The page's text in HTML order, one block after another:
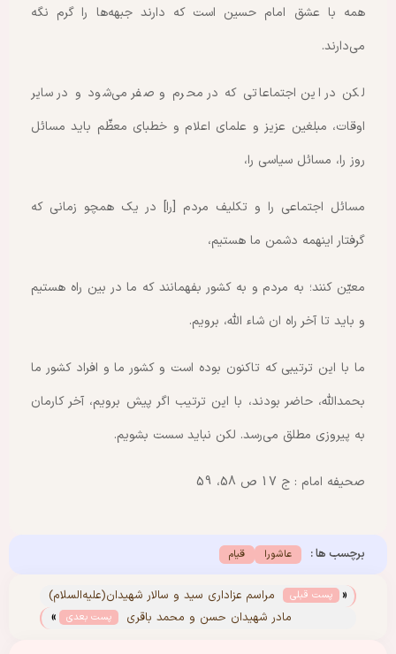
همه با عشق امام حسین است که دارند جبهه‌ها را گرم نگه
می‌دارند.
لکن در این اجتماعاتی که در محرم و صفر می‌شود و در سایر
اوقات، مبلغین عزیز و علمای اعلام و خطبای معظّم باید مسائل
روز را، مسائل سیاسی را،
مسائل اجتماعی را و تکلیف مردم [را] در یک همچو زمانی که
گرفتار اینهمه دشمن ما هستیم،
معیّن کنند؛ به مردم و به کشور بفهمانند که ما در بین راه هستیم
و باید تا آخر راه ان شاء الله، برویم.
ما با این ترتیبی که تاکنون بوده است و کشور ما و افراد کشور ما
بحمدالله، حاضر بودند، با این ترتیب اگر پیش برویم، آخر کارمان
به پیروزی مطلق می‌رسد. لکن نباید سست بشویم.
صحیفه امام : ج 17 ص 58، 59
برچسب ها : عاشورا قیام
« پست قبلی
مراسم عزاداری سید و سالار شهیدان(علیه‌السلام)
در حسینیه امام خمینی(س)
مادر شهیدان حسن و محمد باقری پست بعدی »